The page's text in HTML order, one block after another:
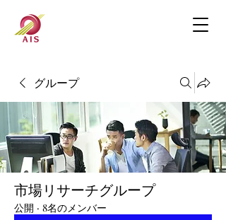
グループ
市場リサーチグループ
公開 · 8名のメンバー